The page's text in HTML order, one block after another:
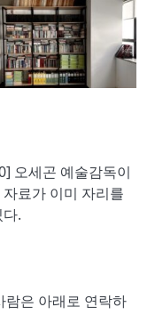
오세곤 예술감독이
료가 이미 자리를
.
람은 아래로 연락하